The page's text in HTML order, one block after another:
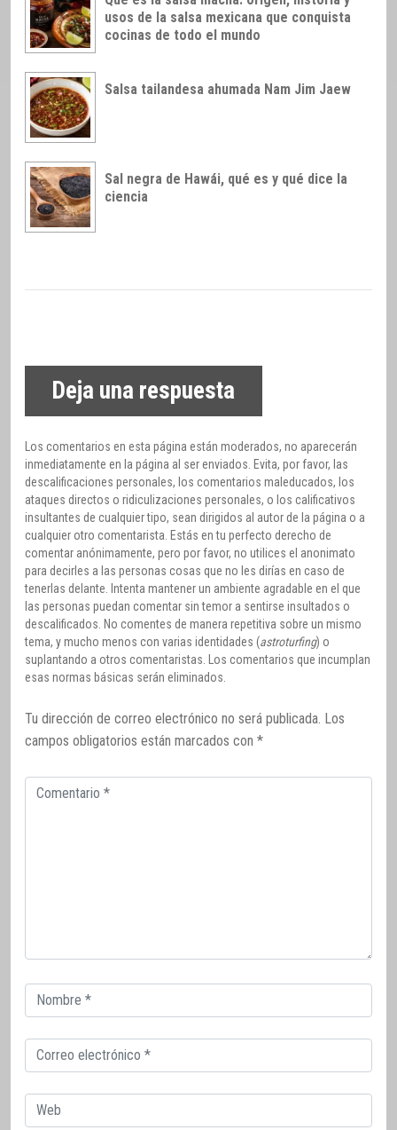
usos de la salsa mexicana que conquista
cocinas de todo el mundo
Salsa tailandesa ahumada Nam Jim Jaew
Sal negra de Hawái, qué es y qué dice la
ciencia
Deja una respuesta
Los comentarios en esta página están moderados, no aparecerán
inmediatamente en la página al ser enviados. Evita, por favor, las
descalificaciones personales, los comentarios maleducados, los
ataques directos o ridiculizaciones personales, o los calificativos
insultantes de cualquier tipo, sean dirigidos al autor de la página o a
cualquier otro comentarista. Estás en tu perfecto derecho de
comentar anónimamente, pero por favor, no utilices el anonimato
para decirles a las personas cosas que no les dirías en caso de
tenerlas delante. Intenta mantener un ambiente agradable en el que
las personas puedan comentar sin temor a sentirse insultados o
descalificados. No comentes de manera repetitiva sobre un mismo
tema, y mucho menos con varias identidades (astroturfing) o
suplantando a otros comentaristas. Los comentarios que incumplan
esas normas básicas serán eliminados.
Tu dirección de correo electrónico no será publicada. Los
campos obligatorios están marcados con *
Comentario
Correo
electrónico
Correo
electrónico
Web